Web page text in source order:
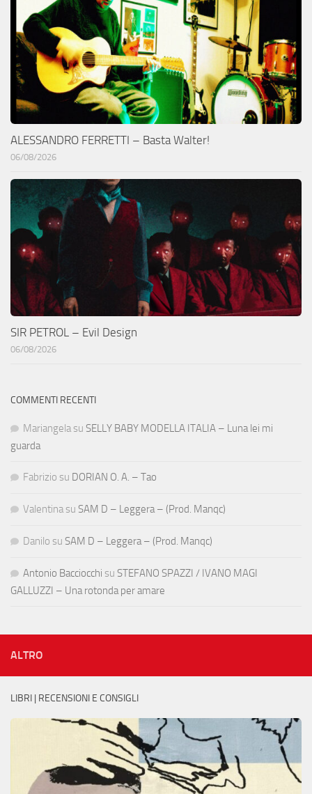
ALESSANDRO FERRETTI – Basta Walter!
06/08/2026
SIR PETROL – Evil Design
06/08/2026
COMMENTI RECENTI
Mariangela su SELLY BABY MODELLA ITALIA – Luna lei mi
guarda
Fabrizio su DORIAN O. A. – Tao
Valentina su SAM D – Leggera – (Prod. Manqc)
Danilo su SAM D – Leggera – (Prod. Manqc)
Antonio Bacciocchi su STEFANO SPAZZI / IVANO MAGI
GALLUZZI – Una rotonda per amare
ALTRO
LIBRI | RECENSIONI E CONSIGLI